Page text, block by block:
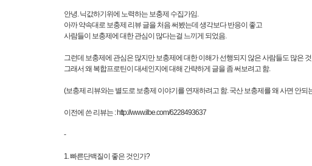
안녕. 닉값하기위에 노력하는 보충제 수집가임.
아까 약속대로 보충제 리뷰 글을 처음 써봤는데 생각보다 반응이 좋고
사람들이 보충제에 대한 관심이 많다는걸 느끼게 되었음.
그런데 보충제에 관심은 많지만 보충제에 대한 이해가 선행되지 않은 사람들도 많은
그래서 왜 복합프로틴이 대세인지에 대해 간략하게 글을 좀 써보려고 함.
(보충제 리뷰와는 별도로 보충제 이야기를 연재하려고 함. 국산 보충제를 왜 사면 안되
이전에 쓴 리뷰는 : http://www.ilbe.com/6228493637
-
1. 빠른단백질이 좋은 것인가?